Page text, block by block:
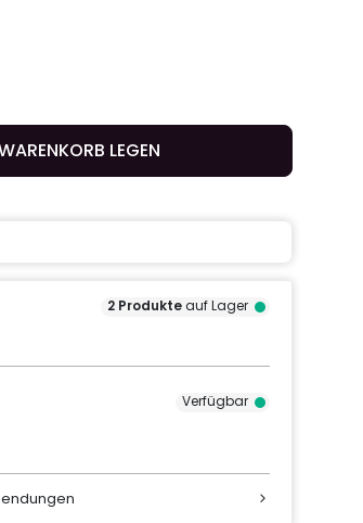
LEGEN
2 Produkteauf Lager
Verfügbar